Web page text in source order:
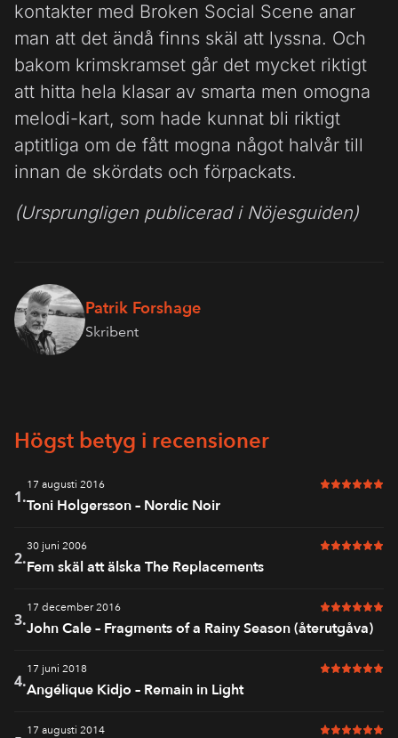
kontakter med Broken Social Scene anar
man att det ändå finns skäl att lyssna. Och
bakom krimskramset går det mycket riktigt
att hitta hela klasar av smarta men omogna
melodi-kart, som hade kunnat bli riktigt
aptitliga om de fått mogna något halvår till
innan de skördats och förpackats.
(Ursprungligen publicerad i Nöjesguiden)
Patrik Forshage
Skribent
Högst betyg i recensioner
1.
17 augusti 2016 6 av 6 i
Toni Holgersson – Nordic Noir
2.
30 juni 2006 6 av 6 i
Fem skäl att älska The Replacements
3.
17 december 2016 6 av 6 i
John Cale – Fragments of a Rainy Season (återutgåva)
4.
17 juni 2018 6 av 6 i
Angélique Kidjo – Remain in Light
17 augusti 2014